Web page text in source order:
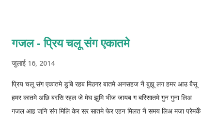
गजल - प्रिय चलू संग एकातमे
जुलाई 16, 2014
प्रिय चलू संग एकातमे डुबि रहब मिठगर बातमे अनसहज नै बुझू लग हमर आउ बैसू
हमर कातमे अछि बरसि रहल जे मेघ झुमि भीज जायब ग बरिसातमे गुन गुना लिअ
गजल आइ जुनि संग मिलि केर सुर सातमे फेर एहन मिलत नै समय लिअ मजा प्रेमकेँ